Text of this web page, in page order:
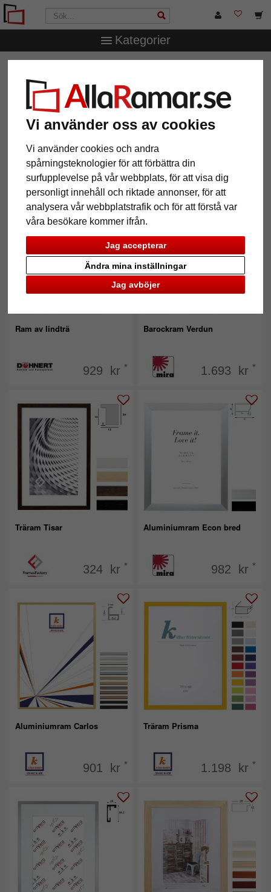
Vi använder oss av cookies
Vi använder cookies och andra
spårningsteknologier för att förbättra din
surfupplevelse på vår webbplats, för att visa dig
personligt innehåll och riktade annonser, för att
analysera vår webbplatstrafik och för att förstå var
våra besökare kommer ifrån.
Jag accepterar
Jag avböjer
Ändra mina inställningar
Kategorier
12 Artiklar Populärast
Grid
Ram av lindträ
929 kr *
Barockram Verdun
1.693 kr *
Träram Tisar
324 kr *
Aluminiumram Econ bred
982 kr *
Aluminiumram Carlos
901 kr *
Träram Prisma
1.198 kr *